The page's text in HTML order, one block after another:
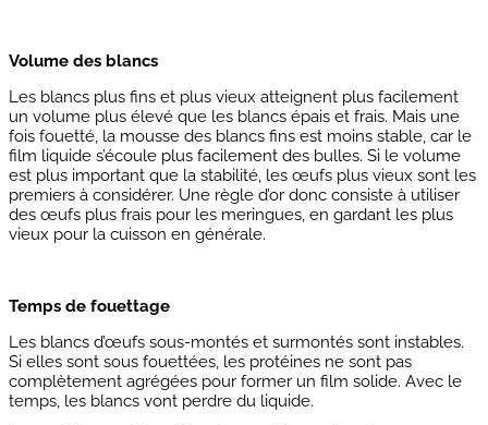
Volume des blancs
Les blancs plus fins et plus vieux atteignent plus facilement
un volume plus élevé que les blancs épais et frais. Mais une
fois fouetté, la mousse des blancs fins est moins stable, car le
film liquide s’écoule plus facilement des bulles. Si le volume
est plus important que la stabilité, les œufs plus vieux sont les
premiers à considérer. Une règle d’or donc consiste à utiliser
des œufs plus frais pour les meringues, en gardant les plus
vieux pour la cuisson en générale.
Temps de fouettage
Les blancs d’œufs sous-montés et surmontés sont instables.
Si elles sont sous fouettées, les protéines ne sont pas
complètement agrégées pour former un film solide. Avec le
temps, les blancs vont perdre du liquide.